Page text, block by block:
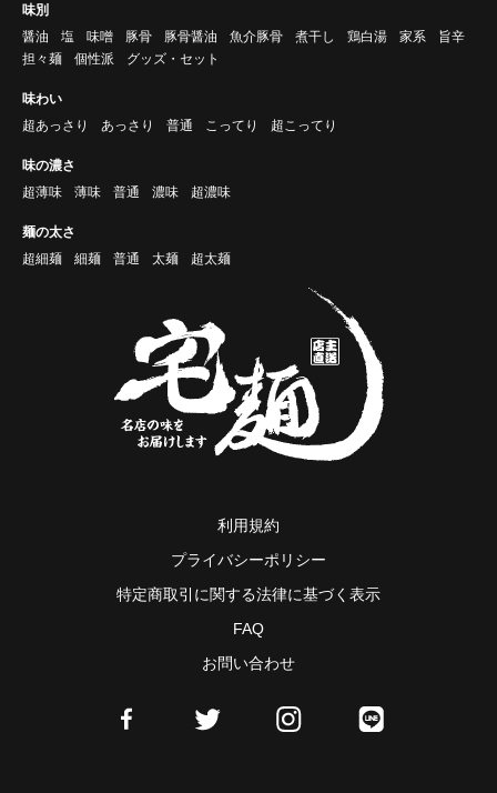
味別
醤油
塩 味噌 豚骨 豚骨醤油 魚介豚骨 煮干し 鶏白湯 家系
旨辛
担々麺
個性派 グッズ・セット
味わい
超あっさり
あっさり 普通 こってり 超こってり
味の濃さ
超薄味
薄味 普通 濃味 超濃味
麺の太さ
超細麺
細麺 普通 太麺 超太麺
利用規約
プライバシーポリシー
特定商取引に関する法律に基づく表示
FAQ
お問い合わせ